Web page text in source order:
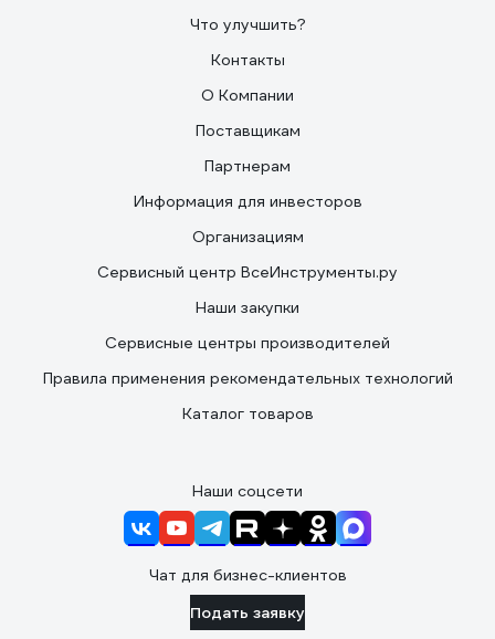
Что улучшить?
Контакты
О Компании
Поставщикам
Партнерам
Информация для инвесторов
Организациям
Сервисный центр ВсеИнструменты.ру
Наши закупки
Сервисные центры производителей
Правила применения рекомендательных технологий
Каталог товаров
Наши соцсети
Чат для бизнес-клиентов
Подать заявку